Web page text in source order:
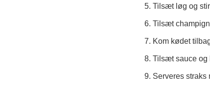
Tilsæt løg og
Tilsæt
Kom kødet
Tilsæt sauce og
Serveres straks